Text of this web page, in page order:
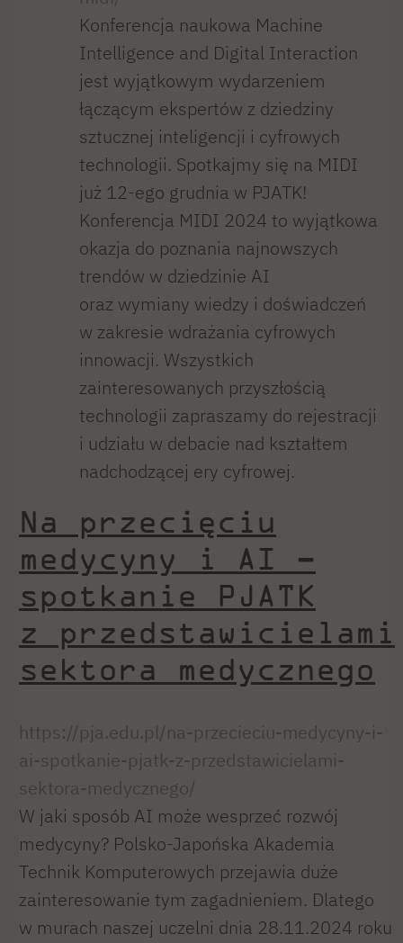
Konferencja naukowa Machine
Intelligence and Digital Interaction
jest wyjątkowym wydarzeniem
łączącym ekspertów z dziedziny
sztucznej inteligencji i cyfrowych
technologii. Spotkajmy się na MIDI
już 12-ego grudnia w PJATK!
Konferencja MIDI 2024 to wyjątkowa
okazja do poznania najnowszych
trendów w dziedzinie AI
oraz wymiany wiedzy i doświadczeń
w zakresie wdrażania cyfrowych
innowacji. Wszystkich
zainteresowanych przyszłością
technologii zapraszamy do rejestracji
i udziału w debacie nad kształtem
nadchodzącej ery cyfrowej.
Na przecięciu
medycyny i AI –
spotkanie PJATK
z przedstawicielami
sektora medycznego
https://pja.edu.pl/na-przecieciu-medycyny-i-
ai-spotkanie-pjatk-z-przedstawicielami-
sektora-medycznego/
W jaki sposób AI może wesprzeć rozwój
medycyny? Polsko-Japońska Akademia
Technik Komputerowych przejawia duże
zainteresowanie tym zagadnieniem. Dlatego
w murach naszej uczelni dnia 28.11.2024 roku